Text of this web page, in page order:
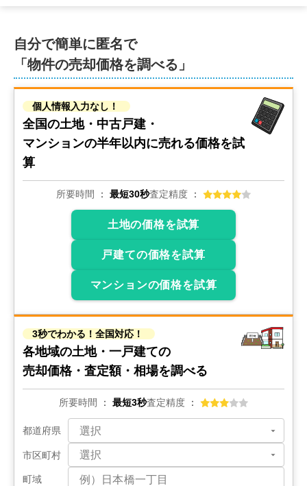
自分で簡単に匿名で
「物件の売却価格を調べる」
個人情報入力なし！
全国の土地・中古戸建・
マンションの半年以内に売れる価格を試
算
所要時間 最短30秒査定精度
土地の価格を試算
戸建ての価格を試算
マンションの価格を試算
3秒でわかる！全国対応！
各地域の土地・一戸建ての
売却価格・査定額・相場を調べる
所要時間 最短3秒査定精度
都道府県
市区町村
町域